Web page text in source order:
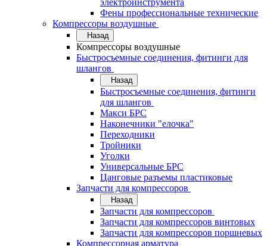
электроинструмента
Фены профессиональные технические
Компрессоры воздушные
Назад
Компрессоры воздушные
Быстросъемные соединения, фитинги для
шлангов
Назад
Быстросъемные соединения, фитинги
для шлангов
Макси БРС
Наконечники "елочка"
Переходники
Тройники
Уголки
Универсальные БРС
Цанговые разъемы пластиковые
Запчасти для компрессоров
Назад
Запчасти для компрессоров
Запчасти для компрессоров винтовых
Запчасти для компрессоров поршневых
Компрессорная арматура